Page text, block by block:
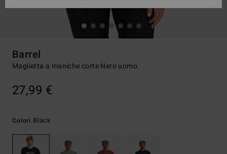
Barrel
Maglietta a maniche corte Nero uomo
27,99 €
Colori Black